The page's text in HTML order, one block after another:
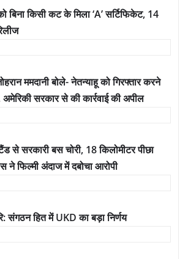
बिना किसी कट के मिला ‘A’ सर्टिफिकेट, 14
ममदानी बोले- नेतन्याहू को गिरफ्तार करने
सरकार से की कार्रवाई की अपील
से सरकारी बस चोरी, 18 किलोमीटर पीछा
ने फिल्मी अंदाज में दबोचा आरोपी
संगठन हित में UKD का बड़ा निर्णय